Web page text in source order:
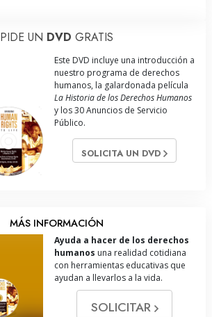
PIDE UN DVD GRATIS
Este DVD incluye una introducción a
nuestro programa de derechos
humanos, la galardonada película
La Historia de los Derechos Humanos
y los 30 Anuncios de Servicio
Público.
SOLICITA UN DVD
MÁS INFORMACIÓN
Ayuda a hacer de los derechos
humanos una realidad cotidiana
con herramientas educativas que
ayudan a llevarlos a la vida.
SOLICITAR